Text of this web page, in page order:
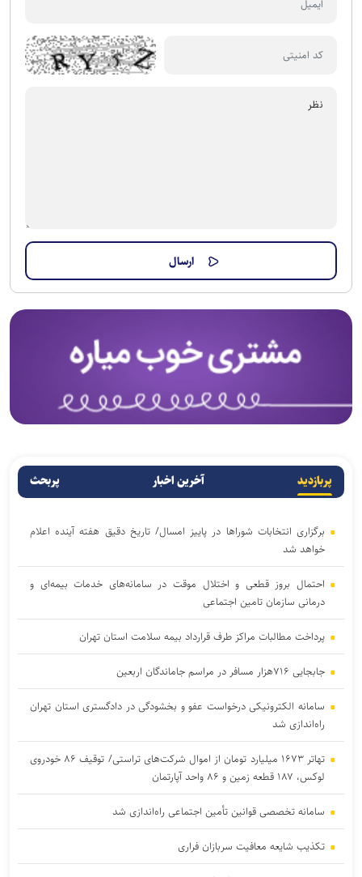
پربازدید آخرین اخبار پربحث
برگزاری انتخابات شوراها در پاییز امسال/ تاریخ دقیق هفته آینده اعلام
خواهد شد
احتمال بروز قطعی و اختلال موقت در سامانه‌های خدمات بیمه‌ای و
درمانی سازمان تامین اجتماعی
پرداخت مطالبات مراکز طرف قرارداد بیمه سلامت استان تهران
جابجایی ۷۱۶هزار مسافر در مراسم جاماندگان اربعین
سامانه الکترونیکی درخواست عفو و بخشودگی در دادگستری استان تهران
راه‌اندازی شد
تهاتر ۱۶۷۳ میلیارد تومان از اموال شرکت‌های تراستی/ توقیف ۸۶ خودروی
لوکس، ۱۸۷ قطعه زمین و ۸۶ واحد آپارتمان
سامانه تخصصی قوانین تأمین اجتماعی راه‌اندازی شد
تکذیب شایعه معافیت سربازان فراری